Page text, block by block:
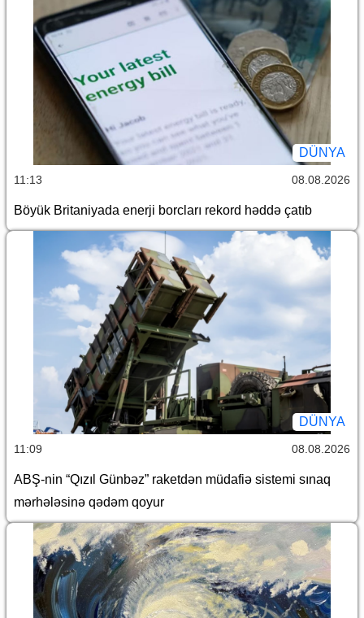
DÜNYA
11:13 08.08.2026
Böyük Britaniyada enerji borcları rekord həddə çatıb
DÜNYA
11:09 08.08.2026
ABŞ-nin “Qızıl Günbəz” raketdən müdafiə sistemi sınaq
mərhələsinə qədəm qoyur